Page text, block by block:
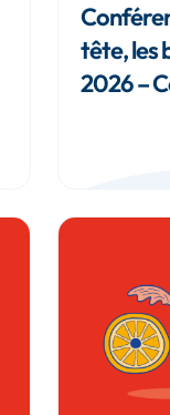
tête, les
2026 –